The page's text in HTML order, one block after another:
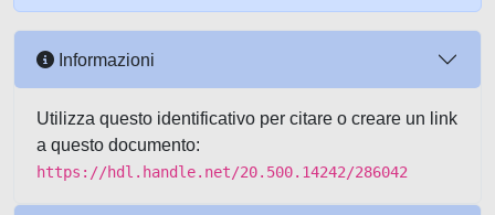
Informazioni
Utilizza questo identificativo per citare o creare un link
a questo documento:
https://hdl.handle.net/20.500.14242/286042